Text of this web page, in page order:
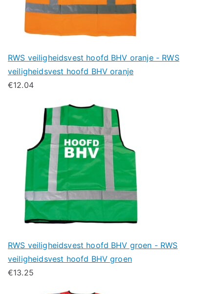
RWS veiligheidsvest hoofd BHV oranje - RWS
veiligheidsvest hoofd BHV oranje
€12.04
RWS veiligheidsvest hoofd BHV groen - RWS
veiligheidsvest hoofd BHV groen
€13.25